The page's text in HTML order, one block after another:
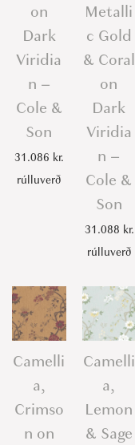
u
n
t
i
t
on
Dark
Viridia
n –
Cole &
Son
31.086 kr.
rúlluverð
Metalli
c Gold
& Coral
on
Dark
Viridia
n –
Cole &
Son
31.088 kr.
rúlluverð
Camelli
a,
Crimso
n on
Camelli
a,
Lemon
& Sage